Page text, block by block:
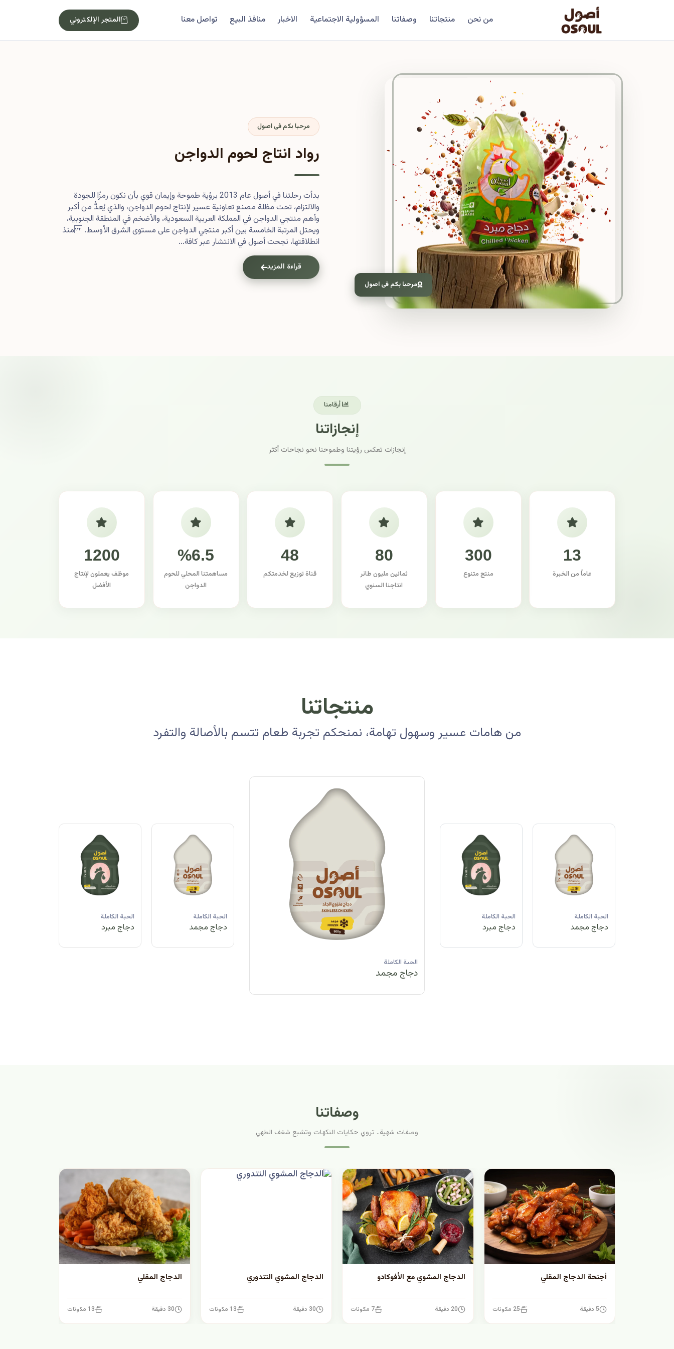
من نحن منتجاتنا وصفاتنا المسؤولية الاجتماعية الاخبار منافذ البيع تواصل معنا المتجر الإلكتروني
مرحبا بكم فى اصول
مرحبا بكم فى اصول
رواد انتاج لحوم الدواجن
بدأت رحلتنا في أصول عام 2013 برؤية طموحة وإيمان قوي بأن نكون رمزًا للجودة
والالتزام، تحت مظلة مصنع تعاونية عسير لإنتاج لحوم الدواجن، والذي يُعدُّ من أكبر
وأهم منتجي الدواجن في المملكة العربية السعودية، والأضخم في المنطقة الجنوبية،
ويحتل المرتبة الخامسة بين أكبر منتجي الدواجن على مستوى الشرق الأوسط. منذ
انطلاقتها، نجحت أصول في الانتشار عبر كافة...
قراءة المزيد
أرقامنا
إنجازاتنا
إنجازات تعكس رؤيتنا وطموحنا نحو نجاحات أكثر
13
عاماً من الخبرة
300
منتج متنوع
80
ثمانين مليون طائر
انتاجنا السنوي
48
قناة توزيع لخدمتكم
%6.5
مساهمتنا المحلي للحوم
الدواجن
1200
موظف يعملون لإنتاج
الأفضل
منتجاتنا
من هامات عسير وسهول تهامة، نمنحكم تجربة طعام تتسم بالأصالة والتفرد
الحبة الكاملة
دجاج مبرد
الحبة الكاملة
دجاج مجمد
الحبة الكاملة
دجاج مبرد
الحبة الكاملة
دجاج مجمد
الحبة الكاملة الحبة الكاملة
دجاج مجمد
الحبة الكاملة
دجاج مبرد
الحبة الكاملة
دجاج مجمد
وصفاتنا
وصفات شهية.. تروي حكايات النكهات وتشبع شغف الطهي
أجنحة الدجاج المقلي
5 دقيقة 25 مكونات
الدجاج المشوي مع الأفوكادو
20 دقيقة 7 مكونات
الدجاج المشوي التندوري
30 دقيقة 13 مكونات
الدجاج المقلي
30 دقيقة 13 مكونات